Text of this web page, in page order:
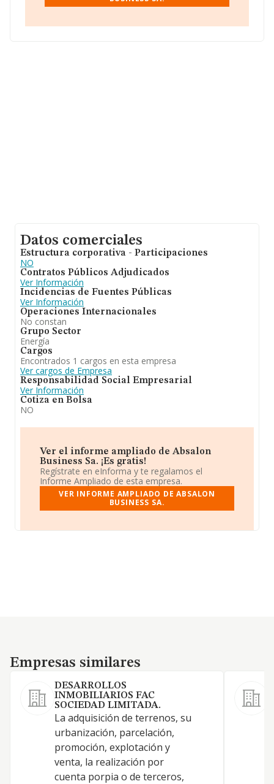
obtenido los 15 millones de euros. Para aportar ulterior
de antigüedad desde la constitución es de 14 años. La
Datos comerciales
Estructura corporativa - Participaciones
NO
Contratos Públicos Adjudicados
Ver Información
Incidencias de Fuentes Públicas
Ver Información
Operaciones Internacionales
No constan
Grupo Sector
Energía
Cargos
Encontrados 1 cargos en esta empresa
Ver cargos de Empresa
Responsabilidad Social Empresarial
Ver Información
Cotiza en Bolsa
NO
Ver el informe ampliado de Absalon
Business Sa. ¡Es gratis!
Regístrate en eInforma y te regalamos el
Informe Ampliado de esta empresa.
VER INFORME AMPLIADO DE ABSALON
BUSINESS SA.
Empresas similares
Empresas similares
DESARROLLOS
INMOBILIARIOS FAC
SOCIEDAD LIMITADA.
La adquisición de terrenos, su
urbanización, parcelación,
promoción, explotación y
venta, la realización por
cuenta porpia o de terceros,